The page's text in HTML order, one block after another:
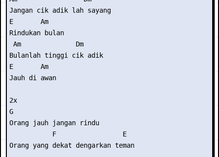
Jangan cik adik lah sayang
E       Am
Rindukan bulan
Am              Dm
Bulanlah tinggi cik adik
E       Am
Jauh di awan
2x
G
Orang jauh jangan rindu
           F                 E
Orang yang dekat dengarkan teman